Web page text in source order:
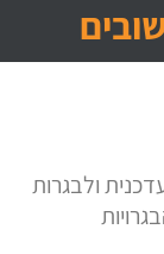
ולבגרות